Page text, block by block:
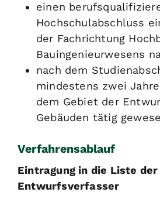
einen
Hochschulabschluss
der Fachrichtung
Bauingenieurwesens
nach dem
mindestens zwei
dem Gebiet der
Gebäuden tätig
Verfahrensablauf
Eintragung in die Liste der
Entwurfsverfasser